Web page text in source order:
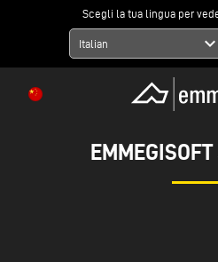
Scegli la tua lingua per
Italian expand_more